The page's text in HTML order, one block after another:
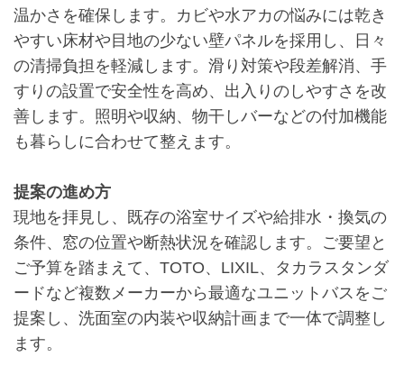
温かさを確保します。カビや水アカの悩みには乾き
やすい床材や目地の少ない壁パネルを採用し、日々
の清掃負担を軽減します。滑り対策や段差解消、手
すりの設置で安全性を高め、出入りのしやすさを改
善します。照明や収納、物干しバーなどの付加機能
も暮らしに合わせて整えます。
提案の進め方
現地を拝見し、既存の浴室サイズや給排水・換気の
条件、窓の位置や断熱状況を確認します。ご要望と
ご予算を踏まえて、TOTO、LIXIL、タカラスタンダ
ードなど複数メーカーから最適なユニットバスをご
提案し、洗面室の内装や収納計画まで一体で調整し
ます。